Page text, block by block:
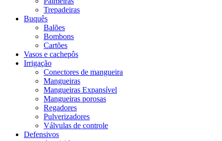
Trepadeiras
Buquês
Balões
Bombons
Cartões
Vasos e cachepôs
Irrigação
Conectores de mangueira
Mangueiras
Mangueiras Expansível
Mangueiras porosas
Regadores
Pulverizadores
Válvulas de controle
Defensivos